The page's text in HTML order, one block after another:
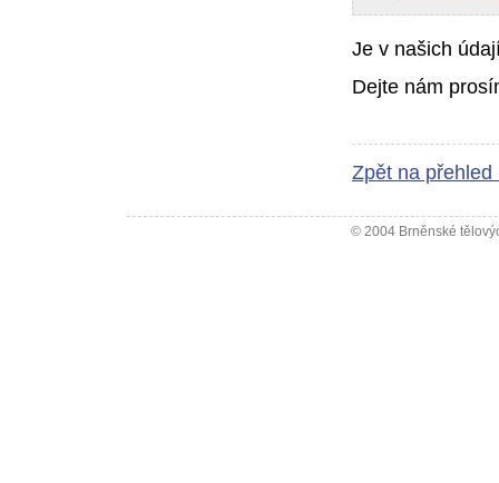
Je v našich
Dejte nám
Zpět na přehled
© 2004 Brněnské